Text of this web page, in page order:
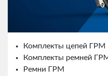
Комплекты цепей ГРМ
Комплекты ремней
Ремни ГРМ